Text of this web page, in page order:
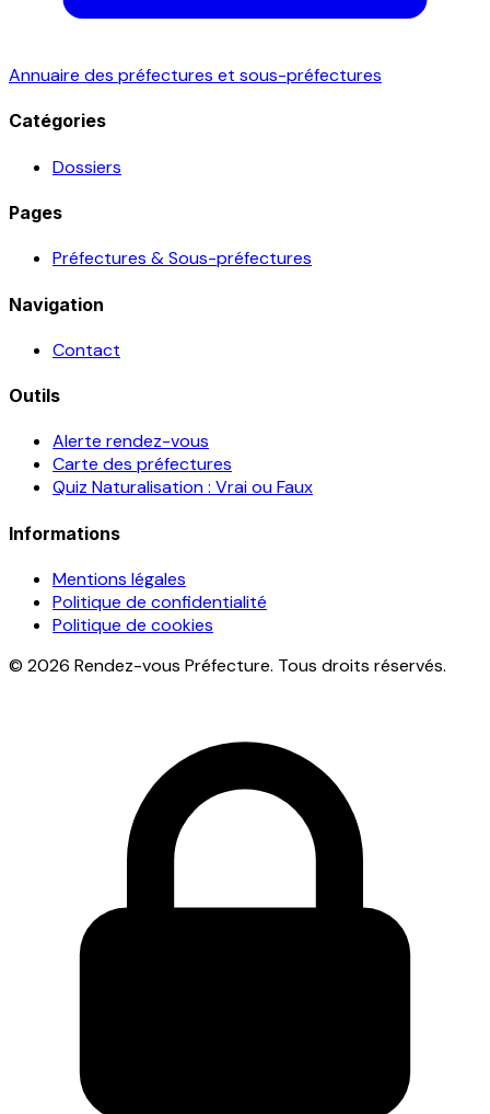
Annuaire des préfectures et sous-préfectures
Catégories
Dossiers
Pages
Préfectures & Sous-préfectures
Navigation
Contact
Outils
Alerte rendez-vous
Carte des préfectures
Quiz Naturalisation : Vrai ou Faux
Informations
Mentions légales
Politique de confidentialité
Politique de cookies
© 2026 Rendez-vous Préfecture. Tous droits réservés.